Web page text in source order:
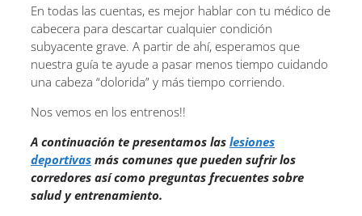
En todas las cuentas, es mejor hablar con tu médico de
cabecera para descartar cualquier condición
subyacente grave. A partir de ahí, esperamos que
nuestra guía te ayude a pasar menos tiempo cuidando
una cabeza “dolorida” y más tiempo corriendo.
Nos vemos en los entrenos!!
A continuación te presentamos las lesiones
deportivas más comunes que pueden sufrir los
corredores así como preguntas frecuentes sobre
salud y entrenamiento.